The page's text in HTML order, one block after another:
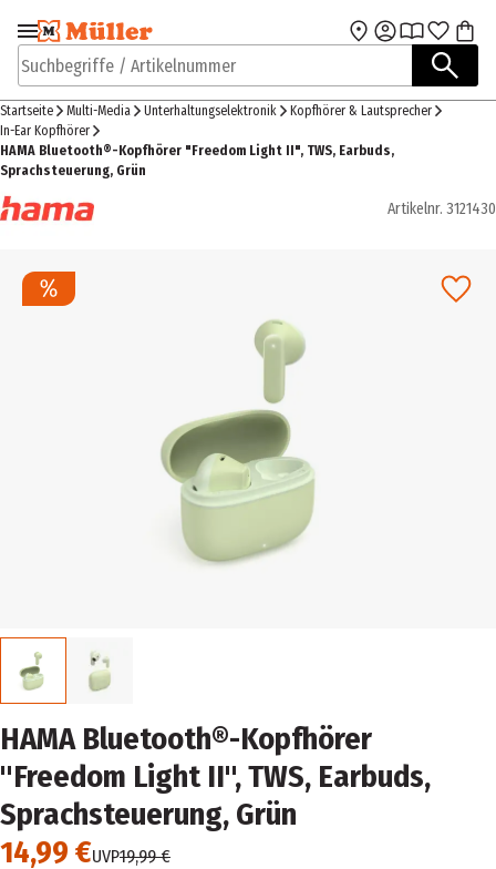
Zur Navigation
springen
Zum Hauptinhalt
Suchbegriffe / Artikelnummer
Startseite Multi-Media Unterhaltungselektronik
Kopfhörer & Lautsprecher
In-Ear Kopfhörer
HAMA Bluetooth®-Kopfhörer "Freedom Light II", TWS, Earbuds,
Sprachsteuerung, Grün
Artikelnr. 3121430
HAMA Bluetooth®-Kopfhörer
"Freedom Light II", TWS, Earbuds,
Sprachsteuerung, Grün
14,99 €UVP19,99 €